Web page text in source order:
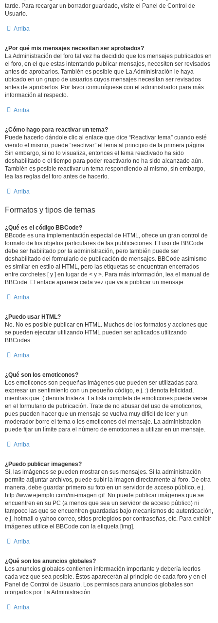
tarde. Para recargar un borrador guardado, visite el Panel de Control de
Usuario.
Arriba
¿Por qué mis mensajes necesitan ser aprobados?
La Administración del foro tal vez ha decidido que los mensajes publicados en
el foro, en el que estas intentando publicar mensajes, necesiten ser revisados
antes de aprobarlos. También es posible que La Administración le haya
ubicado en un grupo de usuarios cuyos mensajes necesitan ser revisados
antes de aprobarlos. Por favor comuníquese con el administrador para más
información al respecto.
Arriba
¿Cómo hago para reactivar un tema?
Puede hacerlo dándole clic al enlace que dice “Reactivar tema” cuando esté
viendo el mismo, puede “reactivar” el tema al principio de la primera página.
Sin embargo, si no lo visualiza, entonces el tema reactivado ha sido
deshabilitado o el tiempo para poder reactivarlo no ha sido alcanzado aún.
También es posible reactivar un tema respondiendo al mismo, sin embargo,
lea las reglas del foro antes de hacerlo.
Arriba
Formatos y tipos de temas
¿Qué es el código BBCode?
BBcode es una implementación especial de HTML, ofrece un gran control de
formato de los objetos particulares de las publicaciones. El uso de BBCode
debe ser habilitado por la administración, pero también puede ser
deshabilitado del formulario de publicación de mensajes. BBCode asimismo
es similar en estilo al HTML, pero las etiquetas se encuentran encerrados
entre corchetes [ y ] en lugar de < y >. Para más información, lea el manual de
BBCode. El enlace aparece cada vez que va a publicar un mensaje.
Arriba
¿Puedo usar HTML?
No. No es posible publicar en HTML. Muchos de los formatos y acciones que
se pueden ejecutar utilizando HTML pueden ser aplicados utilizando
BBCodes.
Arriba
¿Qué son los emoticonos?
Los emoticonos son pequeñas imágenes que pueden ser utilizadas para
expresar un sentimiento con un pequeño código, e.j. :) denota felicidad,
mientras que :( denota tristeza. La lista completa de emoticones puede verse
en el formulario de publicación. Trate de no abusar del uso de emoticonos,
pues pueden hacer que un mensaje se vuelva muy difícil de leer y un
moderador borre el tema o los emoticones del mensaje. La administración
puede fijar un límite para el número de emoticones a utilizar en un mensaje.
Arriba
¿Puedo publicar imagenes?
Sí, las imágenes se pueden mostrar en sus mensajes. Si la administración
permite adjuntar archivos, puede subir la imagen directamente al foro. De otra
manera, debe guardar primero su foto en un servidor de acceso público, e.j.
http://www.ejemplo.com/mi-imagen.gif. No puede publicar imágenes que se
encuentren en su PC (a menos que sea un servidor de acceso público) ni
tampoco las que se encuentren guardadas bajo mecanismos de autenticación,
e.j. hotmail o yahoo correo, sitios protegidos por contraseñas, etc. Para exhibir
imágenes utilice el BBCode con la etiqueta [img].
Arriba
¿Qué son los anuncios globales?
Los anuncios globales contienen información importante y debería leerlos
cada vez que sea posible. Éstos aparecerán al principio de cada foro y en el
Panel de Control de Usuario. Los permisos para anuncios globales son
otorgados por La Administración.
Arriba